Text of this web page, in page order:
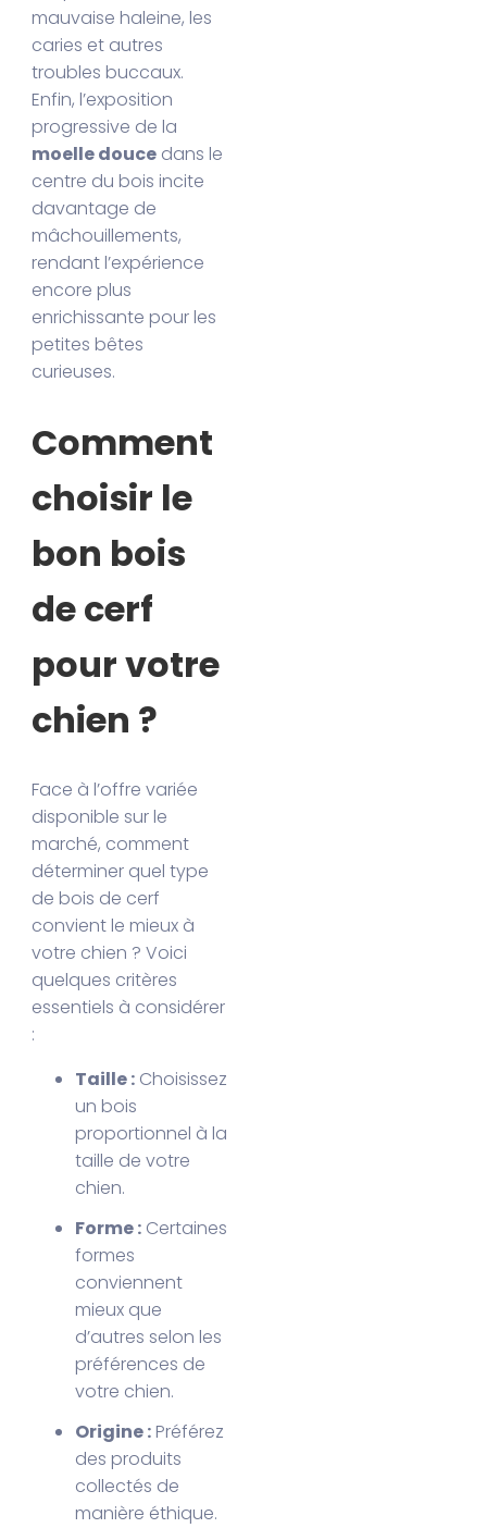
mauvaise haleine, les
caries et autres
troubles buccaux.
Enfin, l’exposition
progressive de la
moelle douce dans le
centre du bois incite
davantage de
mâchouillements,
rendant l’expérience
encore plus
enrichissante pour les
petites bêtes
curieuses.
Comment
choisir le
bon bois
de cerf
pour votre
chien ?
Face à l’offre variée
disponible sur le
marché, comment
déterminer quel type
de bois de cerf
convient le mieux à
votre chien ? Voici
quelques critères
essentiels à considérer
:
Taille : Choisissez
un bois
proportionnel à la
taille de votre
chien.
Forme : Certaines
formes
conviennent
mieux que
d’autres selon les
préférences de
votre chien.
Origine : Préférez
des produits
collectés de
manière éthique.